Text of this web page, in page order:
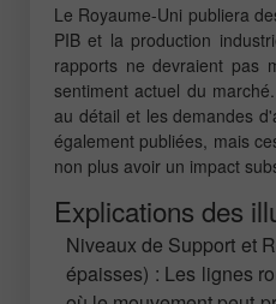
Le Royaume-Uni publiera
PIB et la production
rapports ne devraient pas
sentiment actuel du
au détail et les demandes
également publiées, mais
non plus avoir un impact
Explications des
Niveaux de Support et
épaisses) : Les lignes